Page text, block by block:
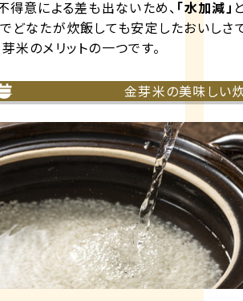
得意による差も出ないため、 「水加減」
どなたが炊飯しても安定したおいしさ
米のメリットの一つです。
金芽米の美味しい